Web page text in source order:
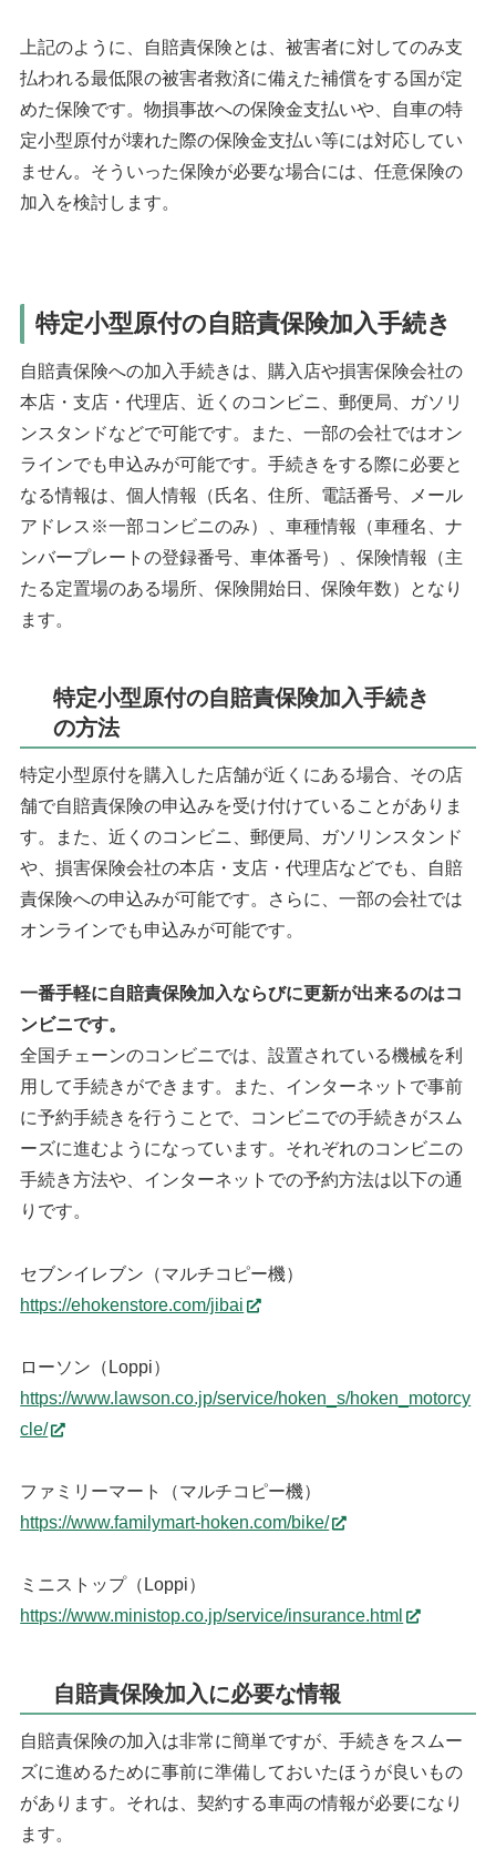
上記のように、自賠責保険とは、被害者に対してのみ支
払われる最低限の被害者救済に備えた補償をする国が定
めた保険です。物損事故への保険金支払いや、自車の特
定小型原付が壊れた際の保険金支払い等には対応してい
ません。そういった保険が必要な場合には、任意保険の
加入を検討します。
特定小型原付の自賠責保険加入手続き
自賠責保険への加入手続きは、購入店や損害保険会社の
本店・支店・代理店、近くのコンビニ、郵便局、ガソリ
ンスタンドなどで可能です。また、一部の会社ではオン
ラインでも申込みが可能です。手続きをする際に必要と
なる情報は、個人情報（氏名、住所、電話番号、メール
アドレス※一部コンビニのみ）、車種情報（車種名、ナ
ンバープレートの登録番号、車体番号）、保険情報（主
たる定置場のある場所、保険開始日、保険年数）となり
ます。
特定小型原付の自賠責保険加入手続き
の方法
特定小型原付を購入した店舗が近くにある場合、その店
舗で自賠責保険の申込みを受け付けていることがありま
す。また、近くのコンビニ、郵便局、ガソリンスタンド
や、損害保険会社の本店・支店・代理店などでも、自賠
責保険への申込みが可能です。さらに、一部の会社では
オンラインでも申込みが可能です。
一番手軽に自賠責保険加入ならびに更新が出来るのはコ
ンビニです。
全国チェーンのコンビニでは、設置されている機械を利
用して手続きができます。また、インターネットで事前
に予約手続きを行うことで、コンビニでの手続きがスム
ーズに進むようになっています。それぞれのコンビニの
手続き方法や、インターネットでの予約方法は以下の通
りです。
セブンイレブン（マルチコピー機）
https://ehokenstore.com/jibai
ローソン（Loppi）
https://www.lawson.co.jp/service/hoken_s/hoken_motorcy
cle/
ファミリーマート（マルチコピー機）
https://www.familymart-hoken.com/bike/
ミニストップ（Loppi）
https://www.ministop.co.jp/service/insurance.html
自賠責保険加入に必要な情報
自賠責保険の加入は非常に簡単ですが、手続きをスムー
ズに進めるために事前に準備しておいたほうが良いもの
があります。それは、契約する車両の情報が必要になり
ます。